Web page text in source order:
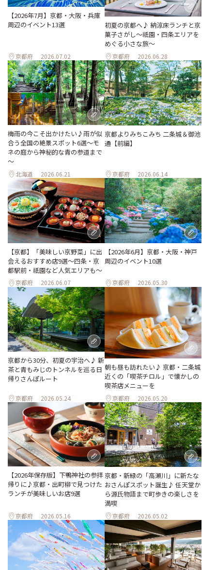
【2026年7月】京都・大阪・兵庫
周辺のイベント13選
京都府 2026.07.02
初夏の京都へ♪ 納涼床ランチと京
菓子さがし〜祇園・四条エリアを
めぐる小さな旅〜
京都府 2026.06.28
梅雨の今こそ出かけたい♪雨が似
合う全国の絶景スポット6選～モ
ネの庭から神秘的な青の参道まで
～
北海道 2026.06.21
京都よりみちこみち 二条城＆御池
通【前編】
京都府 2026.06.14
【京都】「美味しい京野菜」に出
会えるおすすめ店9選～四条・京
都駅前・祇園など人気エリアも～
京都府 2026.06.07
【2026年6月】京都・大阪・神戸
周辺のイベント10選
京都府 2026.05.30
京都から30分、初夏の宇治へ♪ 新
茶と青もみじのトンネルを巡る日
帰りさんぽルート
京都府 2026.05.24
朝も昼も訪れたい♪ 京都・二条城
近くの「喫茶チロル」で懐かしの
喫茶店メニューを
京都府 2026.05.20
【2026年保存版】下鴨神社の参拝
帰りに♪京都・出町柳で見つけた
ランチが美味しいお店9選
京都府 2026.05.16
京都・新緑の「高瀬川」に新たな
おさんぽスポット誕生♪ 任天堂か
ら源氏物語まで町歩きの楽しさを
満喫
京都府 2026.05.02